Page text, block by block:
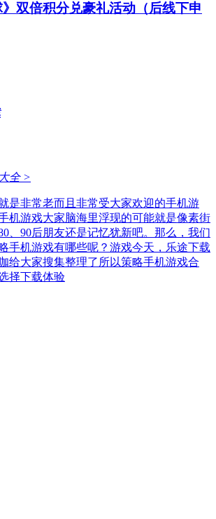
》双倍积分兑豪礼活动（后线下申
全 >
是非常老而且非常受大家欢迎的手机游
机游戏大家脑海里浮现的可能就是像素街
、90后朋友还是记忆犹新吧。那么，我们
手机游戏有哪些呢？游戏今天，乐途下载
给大家搜集整理了所以策略手机游戏合
择下载体验